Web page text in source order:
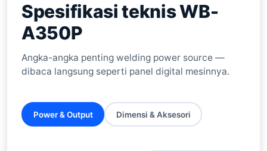
Spesifikasi teknis WB-
A350P
Angka-angka penting welding power source —
dibaca langsung seperti panel digital mesinnya.
Power & Output Dimensi & Aksesori